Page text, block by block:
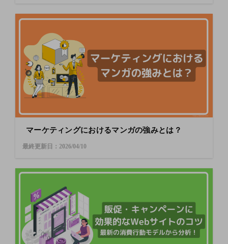
マーケティングにおけるマンガの強みとは？
最終更新日：2026/04/10